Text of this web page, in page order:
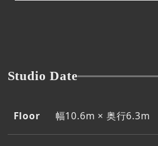
Studio Date
Floor 幅10.6m × 奥行6.3m